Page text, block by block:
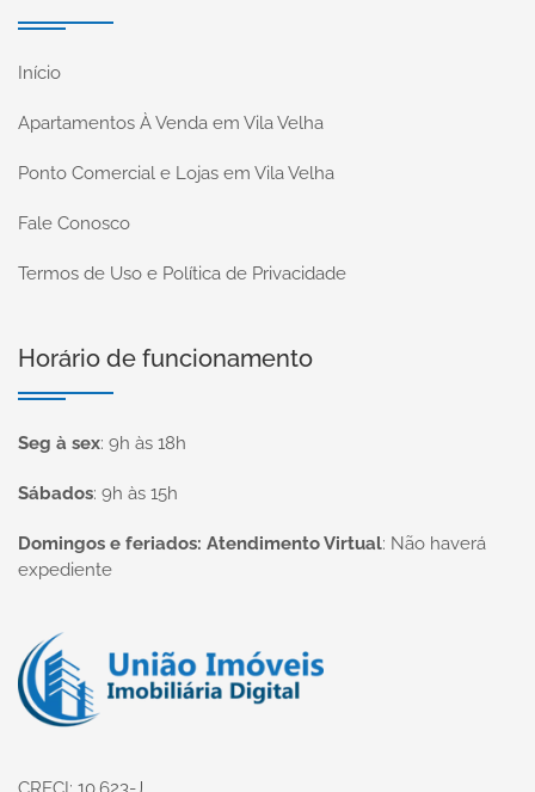
Início
Apartamentos À Venda em Vila Velha
Ponto Comercial e Lojas em Vila Velha
Fale Conosco
Termos de Uso e Política de Privacidade
Horário de funcionamento
Seg à sex: 9h às 18h
Sábados: 9h às 15h
Domingos e feriados: Atendimento Virtual: Não haverá
expediente
Página inicial